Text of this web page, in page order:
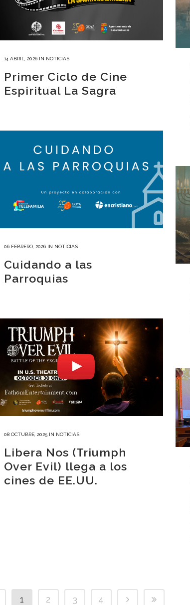
14 ABRIL, 2026 IN NOTICIAS
Primer Ciclo de Cine
Espiritual La Sagra
06 FEBRERO, 2026 IN NOTICIAS
Cuidando a las
Parroquias
08 OCTUBRE, 2025 IN NOTICIAS
Libera Nos (Triumph
Over Evil) llega a los
cines de EE.UU.
1 2 3 4